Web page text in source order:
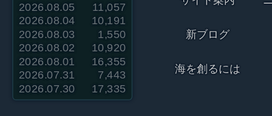
2026.08.05
11,057
2026.08.04
10,191
2026.08.03
1,550
2026.08.02
10,920
2026.08.01
16,355
2026.07.31
7,443
2026.07.30
17,335
新ブログ
海を創るには